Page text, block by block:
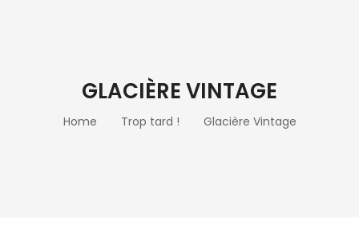
GLACIÈRE VINTAGE
Home Trop tard ! Glacière Vintage